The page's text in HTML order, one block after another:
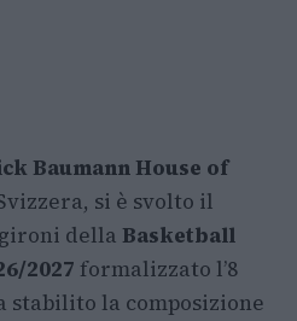
Baumann House of
si è svolto il
della Basketball
2027 formalizzato l’8
stabilito la composizione